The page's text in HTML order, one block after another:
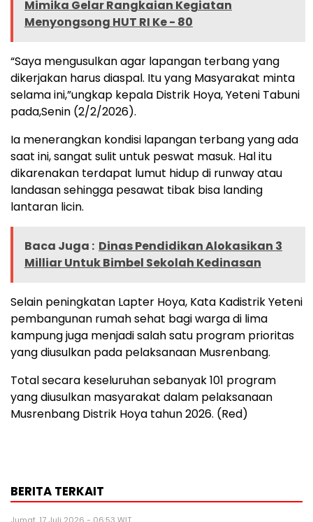
Mimika Gelar Rangkaian Kegiatan
Menyongsong HUT RI Ke - 80
“Saya mengusulkan agar lapangan terbang yang
dikerjakan harus diaspal. Itu yang Masyarakat minta
selama ini,”ungkap kepala Distrik Hoya, Yeteni Tabuni
pada,Senin (2/2/2026).
Ia menerangkan kondisi lapangan terbang yang ada
saat ini, sangat sulit untuk peswat masuk. Hal itu
dikarenakan terdapat lumut hidup di runway atau
landasan sehingga pesawat tibak bisa landing
lantaran licin.
Baca Juga : Dinas Pendidikan Alokasikan 3
Milliar Untuk Bimbel Sekolah Kedinasan
Selain peningkatan Lapter Hoya, Kata Kadistrik Yeteni
pembangunan rumah sehat bagi warga di lima
kampung juga menjadi salah satu program prioritas
yang diusulkan pada pelaksanaan Musrenbang.
Total secara keseluruhan sebanyak 101 program
yang diusulkan masyarakat dalam pelaksanaan
Musrenbang Distrik Hoya tahun 2026. (Red)
BERITA TERKAIT